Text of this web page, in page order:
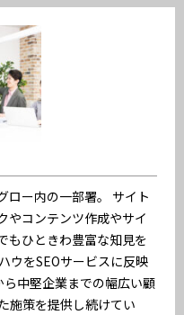
ロー内の一部署。 サイト
やコンテンツ作成やサイ
もひときわ豊富な知見を
ウをSEOサービスに反映
中堅企業までの幅広い顧
施策を提供し続けてい